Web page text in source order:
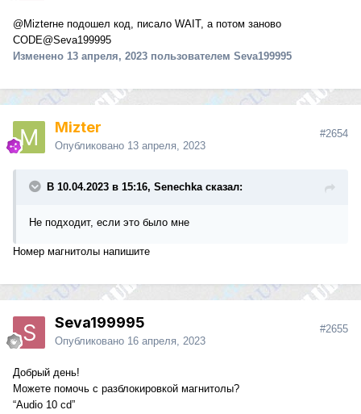
@Mizterне подошел код, писало WAIT, а потом заново
CODE@Seva199995
Изменено 13 апреля, 2023 пользователем Seva199995
Mizter
Опубликовано 13 апреля, 2023
#2654
В 10.04.2023 в 15:16, Senechka сказал:
Не подходит, если это было мне
Номер магнитолы напишите
Seva199995
Опубликовано 16 апреля, 2023
#2655
Добрый день!
Можете помочь с разблокировкой магнитолы?
“Audio 10 cd”